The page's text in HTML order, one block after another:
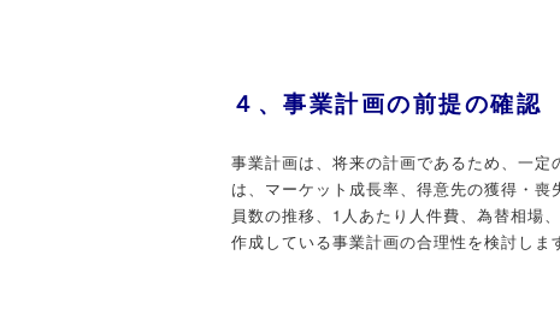
４、事業計画の前提の確認
事業計画は、将来の計画であるため、一
は、マーケット成長率、得意先の獲得・
員数の推移、1人あたり人件費、為替相場
作成している事業計画の合理性を検討しま